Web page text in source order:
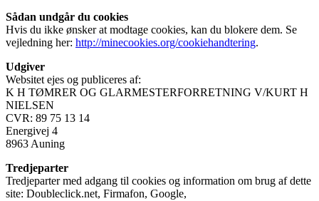
Sådan undgår du cookies
Hvis du ikke ønsker at modtage cookies, kan du blokere dem. Se
vejledning her: http://minecookies.org/cookiehandtering.
Udgiver
Websitet ejes og publiceres af:
K H TØMRER OG GLARMESTERFORRETNING V/KURT H
NIELSEN
CVR: 89 75 13 14
Energivej 4
8963 Auning
Tredjeparter
Tredjeparter med adgang til cookies og information om brug af dette
site: Doubleclick.net, Firmafon, Google,